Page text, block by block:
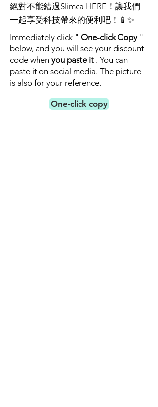
絕對不能錯過Slimca HERE！讓我們
一起享受科技帶來的便利吧！📱✨
Immediately click " One-click Copy"
below, and you will see your discount
code when you paste it . You can
paste it on social media. The picture
is also for your reference.
One-click copy